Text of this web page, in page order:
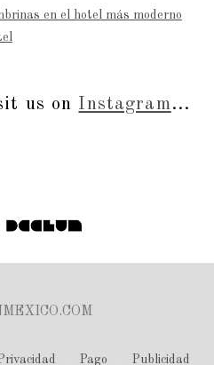
en el hotel más moderno
us on Instagram...
Pago Publicidad